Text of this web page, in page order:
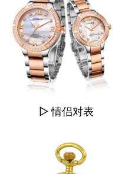
▷ 情侣对表